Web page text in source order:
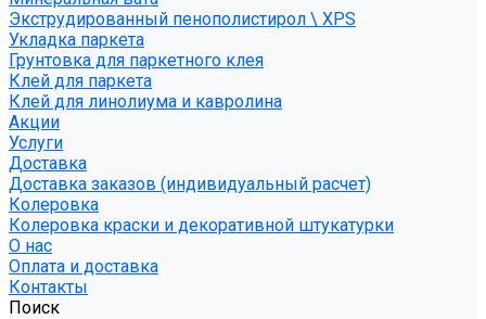
Экструдированный пенополистирол \ XPS
Укладка паркета
Грунтовка для паркетного клея
Клей для паркета
Клей для линолиума и кавролина
Акции
Услуги
Доставка
Доставка заказов (индивидуальный расчет)
Колеровка
Колеровка краски и декоративной штукатурки
О нас
Оплата и доставка
Контакты
Поиск